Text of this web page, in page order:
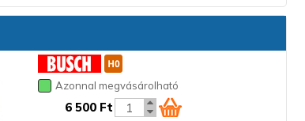
Azonnal megvásárolható
6 500 Ft